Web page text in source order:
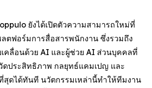
ยังได้เปิดตัวความสามารถใหม่ที่
ตฟอร์มการสื่อสารพนักงาน ซึ่งรวมถึง
คลื่อนด้วย AI และผู้ช่วย AI ส่วนบุคคลที่
ดประสิทธิภาพ กลยุทธ์แคมเปญ และ
ดได้ทันที นวัตกรรมเหล่านี้ทำให้ทีมงาน